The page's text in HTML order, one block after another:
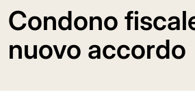
Condono
nuovo accordo